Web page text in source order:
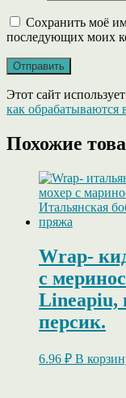
Сохранить моё
последующих моих
Этот сайт
как
Похожие
Wrap-
c
Lineapiu,
персик.
6.96 ₽ В